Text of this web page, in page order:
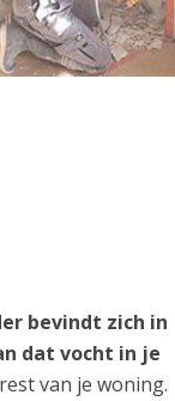
bevindt zich in
dat vocht in je
van je woning.